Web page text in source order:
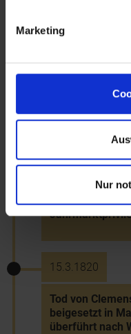
Marketing
Nur
Genehmigung
die
18.11.1819
15.3.1820
Tod von
beigesetzt in
überführt nach